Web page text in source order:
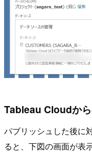
Tableau Cloudか
パブリッシュした後に
ると、下図の画面が表